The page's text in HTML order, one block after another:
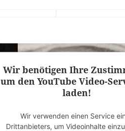
Wir benötigen Ihre
um den YouTube Video-
laden!
Wir verwenden einen Service
Drittanbieters, um Videoinhalte